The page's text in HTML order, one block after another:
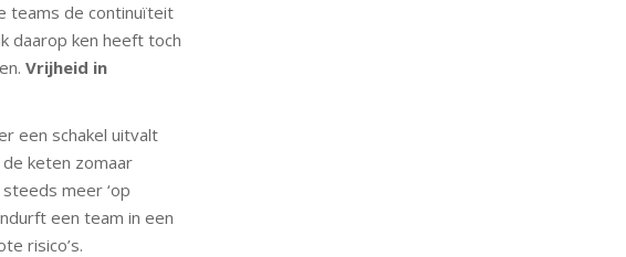
teams de continuïteit
daarop ken heeft toch
Vrijheid in
een schakel uitvalt
keten zomaar
meer ‘op
een team in een
risico’s.